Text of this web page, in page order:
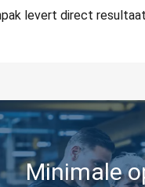
levert direct
Minimale